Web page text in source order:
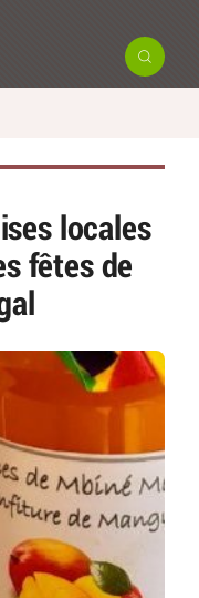
locales
fêtes de
×
actualités